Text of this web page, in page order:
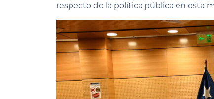
respecto de la política pública en esta